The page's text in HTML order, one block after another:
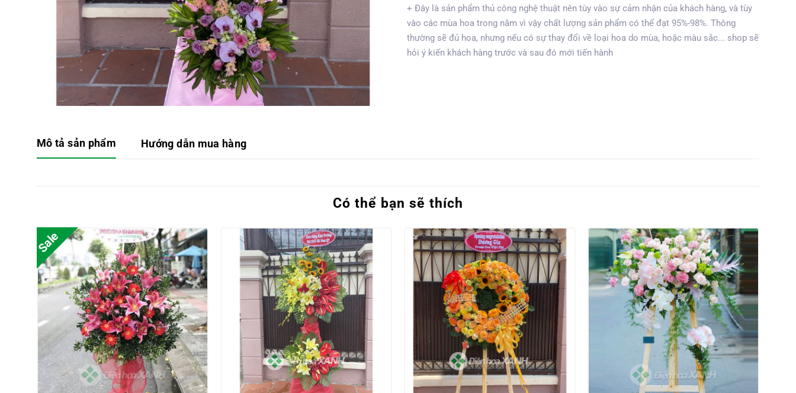
+ Đây là sản phẩm thủ công nghệ thuật nên tùy vào sự cảm nhận của khách hàng, và tùy
vào các mùa hoa trong năm vì vậy chất lượng sản phẩm có thể đạt 95%-98%. Thông
thường sẽ đủ hoa, nhưng nếu có sự thay đổi về loại hoa do mùa, hoặc màu sắc... shop sẽ
hỏi ý kiến khách hàng trước và sau đó mới tiến hành
Mô tả sản phẩm Hướng dẫn mua hàng
Có thể bạn sẽ thích
Sale